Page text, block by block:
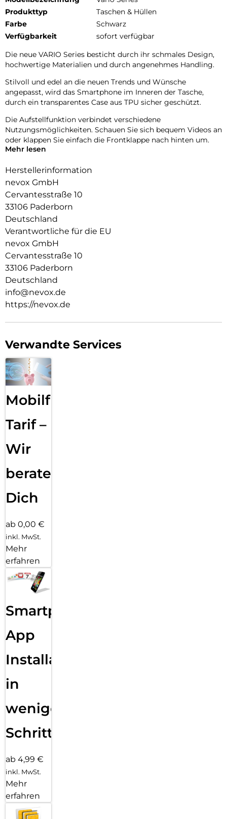
Produkttyp
Taschen & Hüllen
Farbe
Schwarz
Verfügbarkeit
sofort verfügbar
Die neue VARIO Series besticht durch ihr schmales Design,
hochwertige Materialien und durch angenehmes Handling.
Stilvoll und edel an die neuen Trends und Wünsche
angepasst, wird das Smartphone im Inneren der Tasche,
durch ein transparentes Case aus TPU sicher geschützt.
Die Aufstellfunktion verbindet verschiedene
Nutzungsmöglichkeiten. Schauen Sie sich bequem Videos an
oder klappen Sie einfach die Frontklappe nach hinten um.
Bedienung kinderleicht und die Schutzhülle öffnet sich nicht
ungewollt.
Beim Umklappen der Frontklappe wird diese ebenfalls durch
die Magneten auf der Rückseite fixiert,
somit ist ein bequemes Telefonieren und Bedienen
Mehr lesen
Herstellerinformation
nevox GmbH
Cervantesstraße 10
33106 Paderborn
Deutschland
Verantwortliche für die EU
nevox GmbH
Cervantesstraße 10
33106 Paderborn
Deutschland
info@nevox.de
https://nevox.de
Verwandte Services
Mobilfunk
Tarif –
Wir
beraten
Dich
ab 0,00 €
inkl. MwSt.
Mehr
erfahren
Smartphone
App
Installation
in
wenigen
Schritten
ab 4,99 €
inkl. MwSt.
Mehr
erfahren